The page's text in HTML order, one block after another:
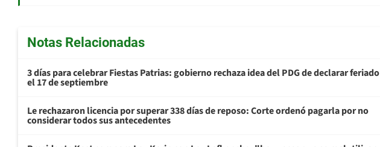
Notas Relacionadas
3 días para celebrar Fiestas Patrias: gobierno rechaza idea del PDG de declarar feriado
el 17 de septiembre
Le rechazaron licencia por superar 338 días de reposo: Corte ordenó pagarla por no
considerar todos sus antecedentes